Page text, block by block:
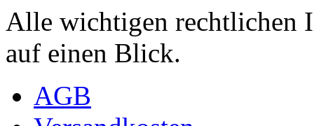
Alle wichtigen rechtlichen
auf einen Blick.
AGB